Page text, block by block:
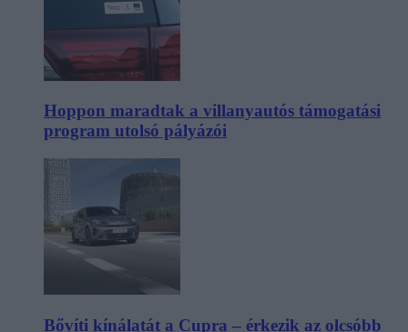
Hoppon maradtak a villanyautós támogatási
program utolsó pályázói
Bővíti kínálatát a Cupra – érkezik az olcsóbb